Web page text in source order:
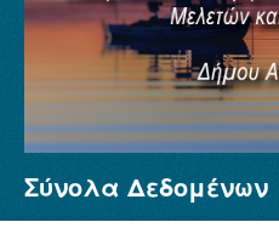
Σύνολα Δεδομένων
Φορείς
Σύνολα Δεδομένων